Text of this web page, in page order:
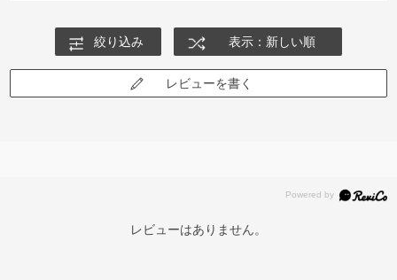
絞り込み 表示：新しい順
レビューを書く
レビューはありません。